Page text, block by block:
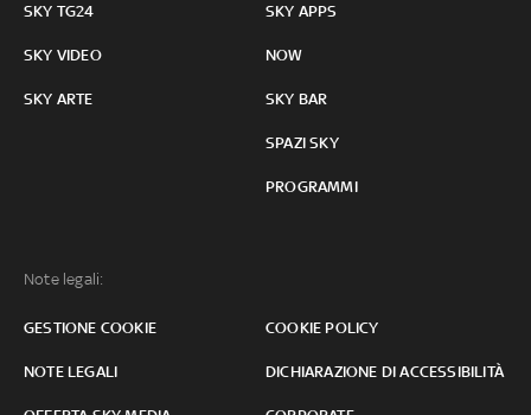
SKY TG24
SKY VIDEO
SKY ARTE
SKY APPS
NOW
SKY BAR
SPAZI SKY
PROGRAMMI
Note legali:
GESTIONE COOKIE COOKIE POLICY
NOTE LEGALI DICHIARAZIONE DI ACCESSIBILITÀ